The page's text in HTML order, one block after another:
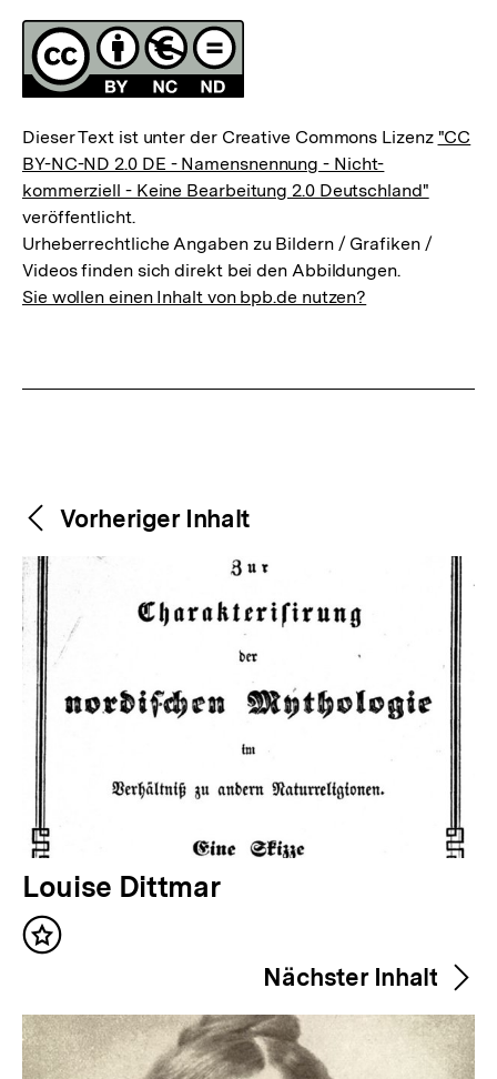
Fussnoten
Lizenz
Dieser Text ist unter der Creative Commons Lizenz "CC
BY-NC-ND 2.0 DE - Namensnennung - Nicht-
kommerziell - Keine Bearbeitung 2.0 Deutschland"
veröffentlicht.
Urheberrechtliche Angaben zu Bildern / Grafiken /
Videos finden sich direkt bei den Abbildungen.
Sie wollen einen Inhalt von bpb.de nutzen?
Weitere
Inhalte
Content-
Navigation
Vorheriger Inhalt
V
o
r
e
r
Louise Dittmar
Inhalt
Nächster Inhalt